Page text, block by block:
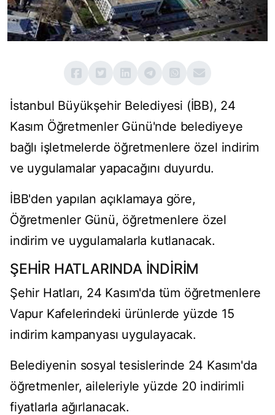
İstanbul Büyükşehir Belediyesi (İBB), 24
Kasım Öğretmenler Günü'nde belediyeye
bağlı işletmelerde öğretmenlere özel indirim
ve uygulamalar yapacağını duyurdu.
İBB'den yapılan açıklamaya göre,
Öğretmenler Günü, öğretmenlere özel
indirim ve uygulamalarla kutlanacak.
ŞEHİR HATLARINDA İNDİRİM
Şehir Hatları, 24 Kasım'da tüm öğretmenlere
Vapur Kafelerindeki ürünlerde yüzde 15
indirim kampanyası uygulayacak.
Belediyenin sosyal tesislerinde 24 Kasım'da
öğretmenler, aileleriyle yüzde 20 indirimli
fiyatlarla ağırlanacak.